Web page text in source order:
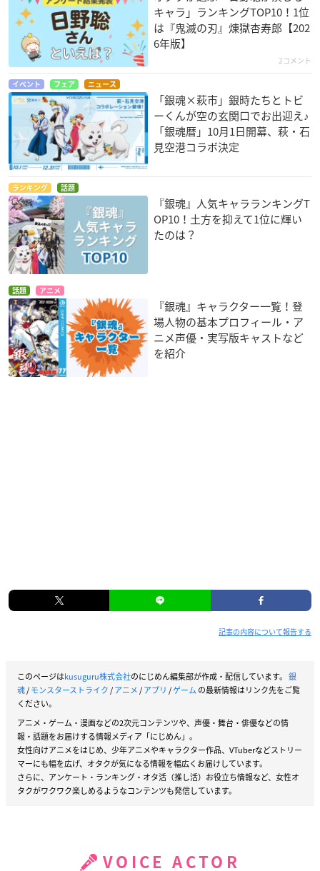
キャラ」ランキングTOP10！1位
は『鬼滅の刃』煉󠄁獄杏寿郎【202
6年版】
2コメント
イベント フェア ニュース
「銀魂×萩市」銀時たちとトビ
ーくんが空の玄関口でお出迎え♪
「銀魂暦」10月1日開幕、萩・石
見空港コラボ決定
ランキング 話題
『銀魂』人気キャラランキングT
OP10！土方を抑えて1位に輝い
たのは？
話題 アニメ
『銀魂』キャラクター一覧！登
場人物の基本プロフィール・ア
ニメ声優・実写版キャストなど
を紹介
記事の内容について報告する
このページはkusuguru株式会社のにじめん編集部が作成・配信しています。 銀
魂/モンスターストライク/アニメ/アプリ /ゲーム の最新情報はリンク先をご覧
ください。
アニメ・ゲーム・漫画などの2次元コンテンツや、声優・舞台・俳優などの情
報・話題をお届けする情報メディア「にじめん」。
女性向けアニメをはじめ、少年アニメやキャラクター作品、VTuberなどストリー
マーにも幅を広げ、オタクが気になる情報を幅広くお届けしています。
さらに、アンケート・ランキング・オタ活（推し活）お役立ち情報など、女性オ
タクがワクワク楽しめるようなコンテンツも発信しています。
VOICE ACTOR